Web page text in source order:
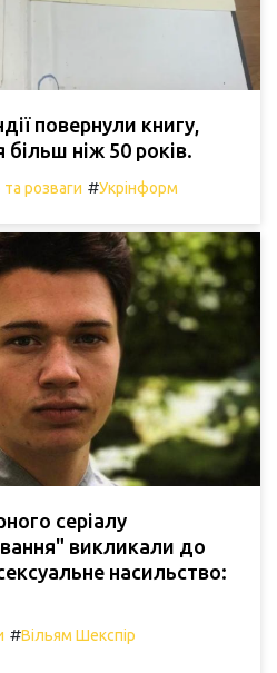
повернули книгу,
більш ніж 50 років.
розваги #Укрінформ
серіалу
викликали до
насильство:
#Вільям Шекспір